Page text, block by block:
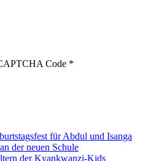
Code *
für Abdul und Isanga
der neuen Schule
der Kyankwanzi-Kids